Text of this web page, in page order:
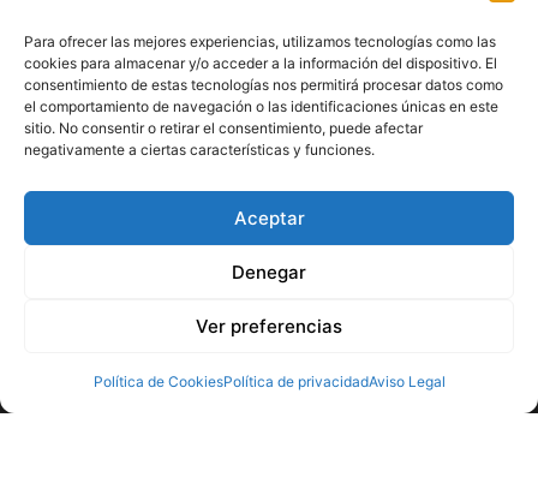
Para ofrecer las mejores experiencias, utilizamos tecnologías como las
cookies para almacenar y/o acceder a la información del dispositivo. El
consentimiento de estas tecnologías nos permitirá procesar datos como
el comportamiento de navegación o las identificaciones únicas en este
sitio. No consentir o retirar el consentimiento, puede afectar
negativamente a ciertas características y funciones.
Aceptar
Denegar
Ver preferencias
Política de CookiesPolítica de privacidadAviso Legal
Utilizamos cookies para ofrecerte la mejor experiencia en
ajustes.
Aceptar